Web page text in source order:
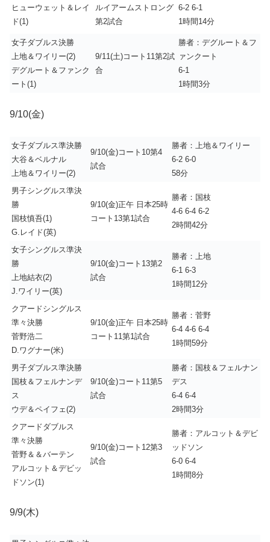
ヒューウェット＆レイ
ド(1)
ルイアームストロング
第2試合
6-2 6-1
1時間14分
女子ダブルス決勝
上地＆ワイリー(2)
デグルート＆ファンク
ート(1)
9/11(土)コート11第2試
合
勝者：デグルート＆フ
ァンクート
6-1
1時間3分
9/10(金)
女子ダブルス準決勝
大谷＆ベルナル
上地＆ワイリー(2)
9/10(金)コート10第4
試合
勝者：上地＆ワイリー
6-2 6-0
58分
男子シングルス準決
勝
国枝慎吾(1)
G.レイド(英)
9/10(金)正午 日本25時
コート13第1試合
勝者：国枝
4-6 6-4 6-2
2時間42分
女子シングルス準決
勝
上地結衣(2)
J.ワイリー(英)
9/10(金)コート13第2
試合
勝者：上地
6-1 6-3
1時間12分
クアードシングルス
準々決勝
菅野浩二
D.ワグナー(米)
9/10(金)正午 日本25時
コート11第1試合
勝者：菅野
6-4 4-6 6-4
1時間59分
男子ダブルス準決勝
国枝＆フェルナンデ
ス
ウデ＆ペイフェ(2)
9/10(金)コート11第5
試合
勝者：国枝＆フェルナン
デス
6-4 6-4
2時間3分
クアードダブルス
準々決勝
菅野＆＆バーテン
アルコット＆デビッ
ドソン(1)
9/10(金)コート12第3
試合
勝者：アルコット＆デビ
ッドソン
6-0 6-4
1時間8分
9/9(木)